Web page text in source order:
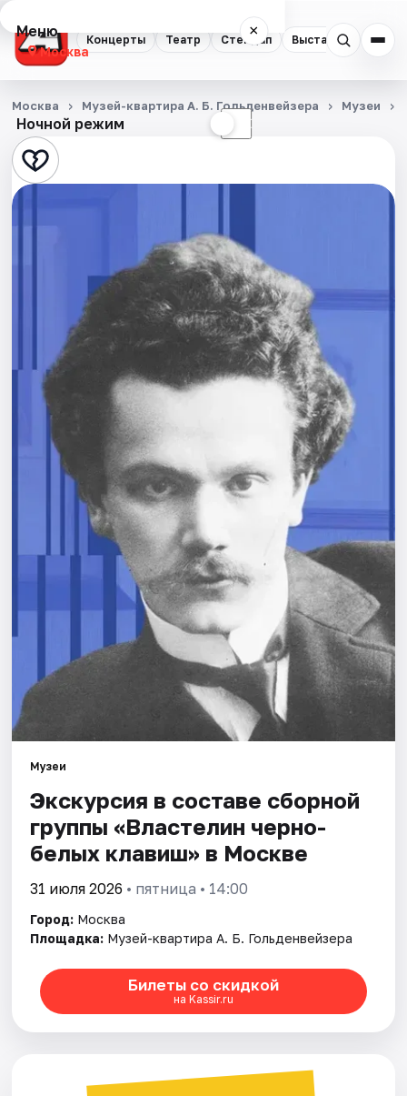
Концерты Театр Стендап Выставки
Меню ×
Москва
Концерты
Театр
Стендап
Выставки
Экскурсии
Спорт
События
Города
Площадки
Ночной режим ☾
Москва Музей-квартира А. Б. Гольденвейзера Музеи
Музеи
Экскурсия в составе сборной
группы «Властелин черно-
белых клавиш» в Москве
31 июля 2026 • пятница • 14:00
Город: Москва
Площадка: Музей-квартира А. Б. Гольденвейзера
Билеты со скидкой
на Kassir.ru